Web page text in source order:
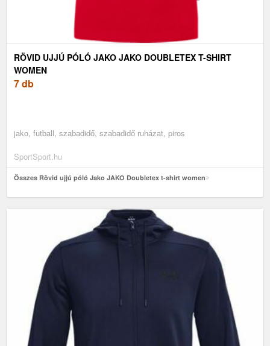
RÖVID UJJÚ PÓLÓ JAKO JAKO DOUBLETEX T-SHIRT
WOMEN
7 db
jako, futball, szabadidő, szabadidő ruházat, piros
SportSport.hu
Összes Rövid ujjú póló Jako JAKO Doubletex t-shirt women